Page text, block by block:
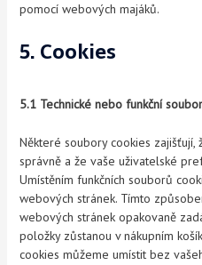
pomocí webových majáků.
5. Cookies
5.1 Technické nebo funkční
Některé soubory cookies
správně a že vaše uživatelské
Umístěním funkčních souborů
webových stránek. Tímto
webových stránek opakovaně
položky zůstanou v nákupním
cookies můžeme umístit bez